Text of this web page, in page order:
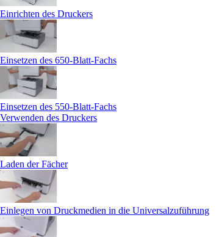
Einrichten des Druckers
Einsetzen des 650-Blatt-Fachs
Einsetzen des 550-Blatt-Fachs
Verwenden des Druckers
Laden der Fächer
Einlegen von Druckmedien in die Universalzuführung